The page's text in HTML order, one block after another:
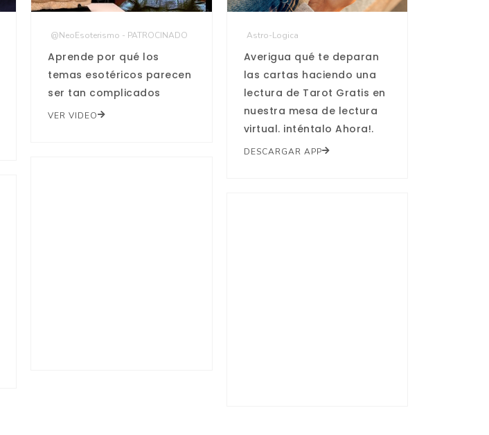
@NeoEsoterismo - PATROCINADO
Aprende por qué los
temas esotéricos parecen
ser tan complicados
VER VIDEO
Astro-Logica
Averigua qué te deparan
las cartas haciendo una
lectura de Tarot Gratis en
nuestra mesa de lectura
virtual. inténtalo Ahora!.
DESCARGAR APP